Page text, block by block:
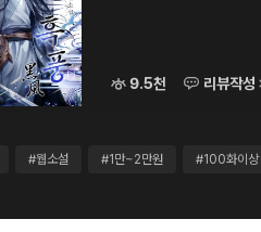
9.5천 리뷰작성
#웹소설 #1만~2만원 #100화이상